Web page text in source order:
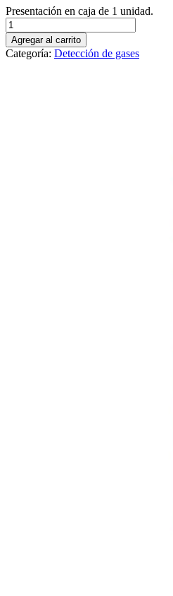
Presentación en caja de 1 unidad.
Detector
Watchgas
QGM
CAT
Agregar al carrito
Categoría: Detección de gases